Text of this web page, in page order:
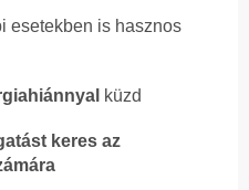
esetekben is hasznos
küzd
keres az